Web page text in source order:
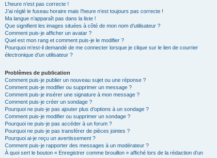
L’heure n’est pas correcte !
J’ai réglé le fuseau horaire mais l’heure n’est toujours pas correcte !
Ma langue n’apparaît pas dans la liste !
Que signifient les images situées à côté de mon nom d’utilisateur ?
Comment puis-je afficher un avatar ?
Quel est mon rang et comment puis-je le modifier ?
Pourquoi m’est-il demandé de me connecter lorsque je clique sur le lien de courrier
électronique d’un utilisateur ?
Problèmes de publication
Comment puis-je publier un nouveau sujet ou une réponse ?
Comment puis-je modifier ou supprimer un message ?
Comment puis-je insérer une signature à mon message ?
Comment puis-je créer un sondage ?
Pourquoi ne puis-je pas ajouter plus d’options à un sondage ?
Comment puis-je modifier ou supprimer un sondage ?
Pourquoi ne puis-je pas accéder à un forum ?
Pourquoi ne puis-je pas transférer de pièces jointes ?
Pourquoi ai-je reçu un avertissement ?
Comment puis-je rapporter des messages à un modérateur ?
À quoi sert le bouton « Enregistrer comme brouillon » affiché lors de la rédaction d’un